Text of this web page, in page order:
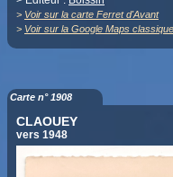
> Voir sur la carte Ferret d'Avant
> Voir sur la Google Maps classique
Carte n° 1908
CLAOUEY
vers 1948